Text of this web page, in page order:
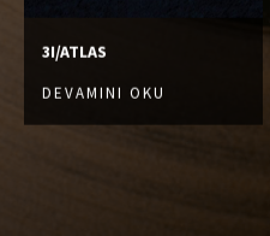
3I/ATLAS
DEVAMINI OKU